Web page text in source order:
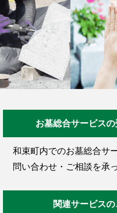
お墓総合サービス
和束町内でのお墓総合サ
問い合わせ・ご相談を承
関連サービス